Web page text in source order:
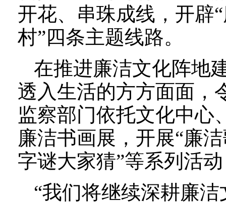
开花、串珠成线，开辟
村”四条主题线路。
在推进廉洁文化阵地
透入生活的方方面面，
监察部门依托文化中心
廉洁书画展，开展“廉
字谜大家猜”等系列活
“我们将继续深耕廉